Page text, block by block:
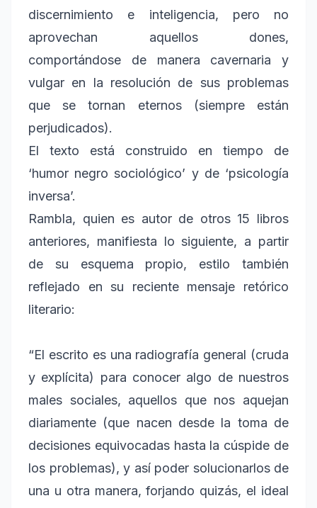
discernimiento e inteligencia, pero no
aprovechan aquellos dones,
comportándose de manera cavernaria y
vulgar en la resolución de sus problemas
que se tornan eternos (siempre están
perjudicados).
El texto está construido en tiempo de
‘humor negro sociológico’ y de ‘psicología
inversa’.
Rambla, quien es autor de otros 15 libros
anteriores, manifiesta lo siguiente, a partir
de su esquema propio, estilo también
reflejado en su reciente mensaje retórico
literario:
“El escrito es una radiografía general (cruda
y explícita) para conocer algo de nuestros
males sociales, aquellos que nos aquejan
diariamente (que nacen desde la toma de
decisiones equivocadas hasta la cúspide de
los problemas), y así poder solucionarlos de
una u otra manera, forjando quizás, el ideal